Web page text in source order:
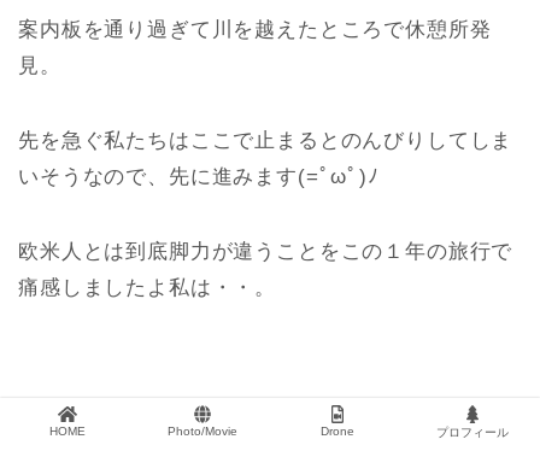
案内板を通り過ぎて川を越えたところで休憩所発
見。
先を急ぐ私たちはここで止まるとのんびりしてしま
いそうなので、先に進みます(=ﾟωﾟ)ﾉ
欧米人とは到底脚力が違うことをこの１年の旅行で
痛感しましたよ私は・・。
HOME Photo/Movie Drone プロフィール